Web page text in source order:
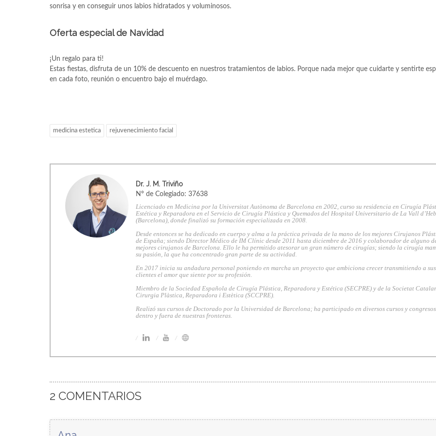
sonrisa y en conseguir unos labios hidratados y voluminosos.
Oferta especial de Navidad
¡Un regalo para ti!
Estas fiestas, disfruta de un 10% de descuento en nuestros tratamientos de labios. Porque nada mejor que cuidarte y sentirte
en cada foto, reunión o encuentro bajo el muérdago.
medicina estetica rejuvenecimiento facial
Dr. J. M. Triviño
Nº de Colegiado: 37638
Licenciado en Medicina por la Universitat Autònoma de Barcelona en 2002, curso su residencia en Cirugía
Estética y Reparadora en el Servicio de Cirugía Plástica y Quemados del Hospital Universitario de La Vall
(Barcelona), donde finalizó su formación especializada en 2008.
Desde entonces se ha dedicado en cuerpo y alma a la práctica privada de la mano de los mejores Cirujanos
de España; siendo Director Médico de IM Clínic desde 2011 hasta diciembre de 2016 y colaborador de alguno
mejores cirujanos de Barcelona. Ello le ha permitido atesorar un gran número de cirugías; siendo la cirugía
su pasión, la que ha concentrado gran parte de su actividad.
En 2017 inicia su andadura personal poniendo en marcha un proyecto que ambiciona crecer transmitiendo a sus
clientes el amor que siente por su profesión.
Miembro de la Sociedad Española de Cirugía Plástica, Reparadora y Estética (SECPRE) y de la Societat
Cirurgia Plàstica, Reparadora i Estètica (SCCPRE).
Realizó sus cursos de Doctorado por la Universidad de Barcelona; ha participado en diversos cursos y congresos
dentro y fuera de nuestras fronteras.
2 COMENTARIOS